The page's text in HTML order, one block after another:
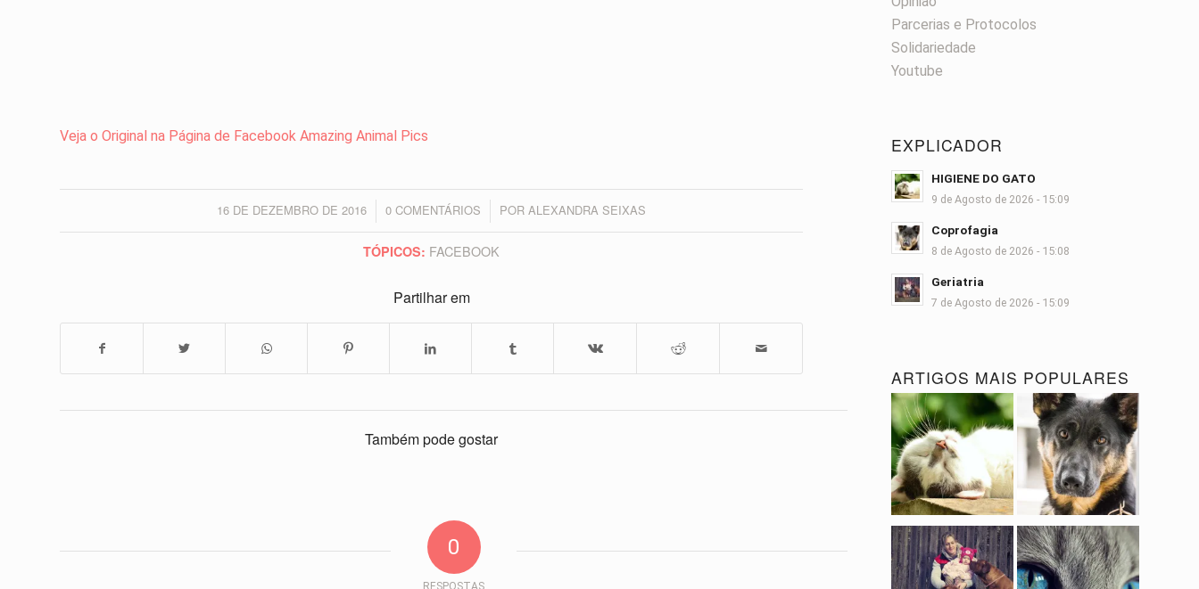
Veja o Original na Página de Facebook Amazing Animal Pics
16 DE DEZEMBRO DE 2016
/ 0 COMENTÁRIOS
/ PORALEXANDRA SEIXAS
TÓPICOS: FACEBOOK
Partilhar em
Também pode gostar
0
RESPOSTAS
Parcerias e Protocolos
Solidariedade
Youtube
EXPLICADOR
HIGIENE DO GATO
9 de Agosto de 2026 - 15:09
Coprofagia
8 de Agosto de 2026 - 15:08
Geriatria
7 de Agosto de 2026 - 15:09
ARTIGOS MAIS POPULARES